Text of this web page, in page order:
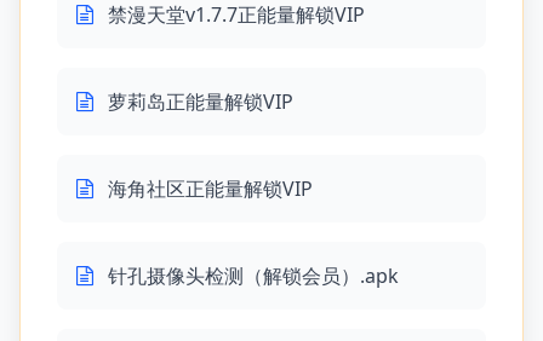
禁漫天堂v1.7.7正能量解锁VIP
萝莉岛正能量解锁VIP
海角社区正能量解锁VIP
针孔摄像头检测（解锁会员）.apk